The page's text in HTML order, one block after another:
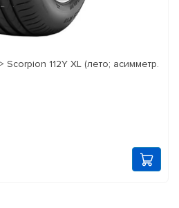
112Y XL (лето; асимметр.